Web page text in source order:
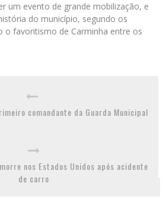
um evento de grande mobilização, e
do município, segundo os
o favoritismo de Carminha entre os
comandante da Guarda Municipal
nos Estados Unidos após acidente
de carro